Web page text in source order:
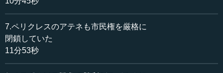
くなったというよりも、別のファクターによって弟が死ん
でしまったということです。
重要なことですが、二人でやっているときは、賢明な僭
主であった父親のペイシストラトスの意向をできる限り汲
7.ペリクレスのアテネも市民権を厳格に
閉鎖していた
11分53秒